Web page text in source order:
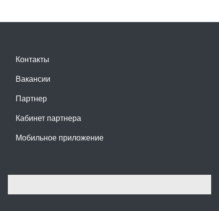
Контакты
Вакансии
Партнер
Кабинет партнера
Мобильное приложение